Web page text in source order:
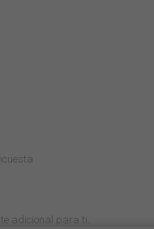
adicional para ti.